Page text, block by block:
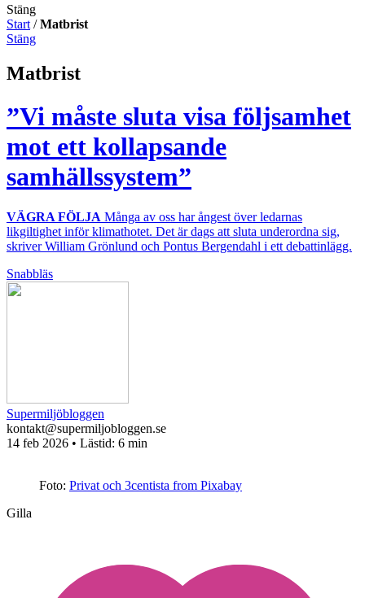
Stäng
Start /Matbrist
Stäng
Matbrist
”Vi måste sluta visa följsamhet
mot ett kollapsande
samhällssystem”
VÄGRA FÖLJA Många av oss har ångest över ledarnas
likgiltighet inför klimathotet. Det är dags att sluta underordna sig,
skriver William Grönlund och Pontus Bergendahl i ett debattinlägg.
Snabbläs
Supermiljöbloggen
kontakt@supermiljobloggen.se
14 feb 2026 • Lästid: 6 min
Foto: Privat och 3centista from Pixabay
Gilla